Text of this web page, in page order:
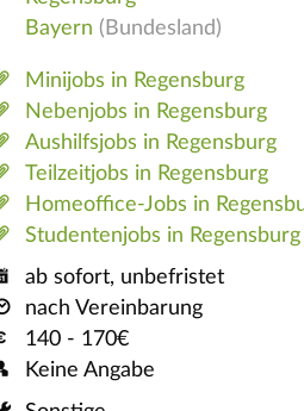
Bayern (Bundesland)
Minijobs in Regensburg
Nebenjobs in Regensburg
Aushilfsjobs in Regensburg
Teilzeitjobs in Regensburg
Homeoffice-Jobs in
Studentenjobs in Regensburg
ab sofort, unbefristet
nach Vereinbarung
140 - 170€
Keine Angabe